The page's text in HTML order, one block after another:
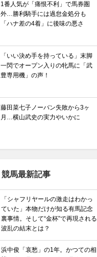
1番人気が「痛恨不利」で馬券圏
外…勝利騎手には過怠金処分も
「ハナ差の4着」に後味の悪さ
「いい決め手を持っている」末脚
一閃でオープン入りの牝馬に「武
豊専用機」の声！
藤田菜七子ノーバン失敗から3ヶ
月…横山武史の実力やいかに
競馬最新記事
「シャフリヤールの激走はわかっ
ていた」本物だけが知る有馬記念
裏事情。そして“金杯”で再現される
波乱の結末とは？
浜中俊「哀愁」の1年。かつての相